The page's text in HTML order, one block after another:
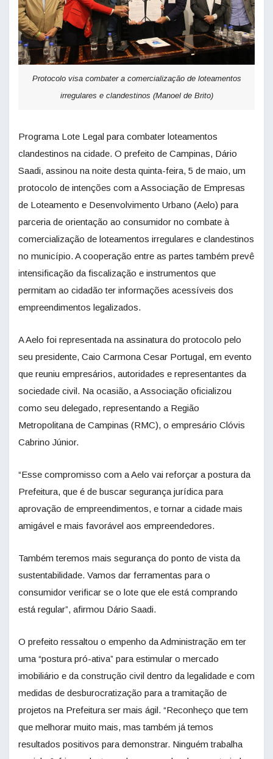
Protocolo visa combater a comercialização de loteamentos
irregulares e clandestinos (Manoel de Brito)
Programa Lote Legal para combater loteamentos
clandestinos na cidade. O prefeito de Campinas, Dário
Saadi, assinou na noite desta quinta-feira, 5 de maio, um
protocolo de intenções com a Associação de Empresas
de Loteamento e Desenvolvimento Urbano (Aelo) para
parceria de orientação ao consumidor no combate à
comercialização de loteamentos irregulares e clandestinos
no município. A cooperação entre as partes também prevê
intensificação da fiscalização e instrumentos que
permitam ao cidadão ter informações acessíveis dos
empreendimentos legalizados.
A Aelo foi representada na assinatura do protocolo pelo
seu presidente, Caio Carmona Cesar Portugal, em evento
que reuniu empresários, autoridades e representantes da
sociedade civil. Na ocasião, a Associação oficializou
como seu delegado, representando a Região
Metropolitana de Campinas (RMC), o empresário Clóvis
Cabrino Júnior.
“Esse compromisso com a Aelo vai reforçar a postura da
Prefeitura, que é de buscar segurança jurídica para
aprovação de empreendimentos, e tornar a cidade mais
amigável e mais favorável aos empreendedores.
Também teremos mais segurança do ponto de vista da
sustentabilidade. Vamos dar ferramentas para o
consumidor verificar se o lote que ele está comprando
está regular”, afirmou Dário Saadi.
O prefeito ressaltou o empenho da Administração em ter
uma “postura pró-ativa” para estimular o mercado
imobiliário e da construção civil dentro da legalidade e com
medidas de desburocratização para a tramitação de
projetos na Prefeitura ser mais ágil. “Reconheço que tem
que melhorar muito mais, mas também já temos
resultados positivos para demonstrar. Ninguém trabalha